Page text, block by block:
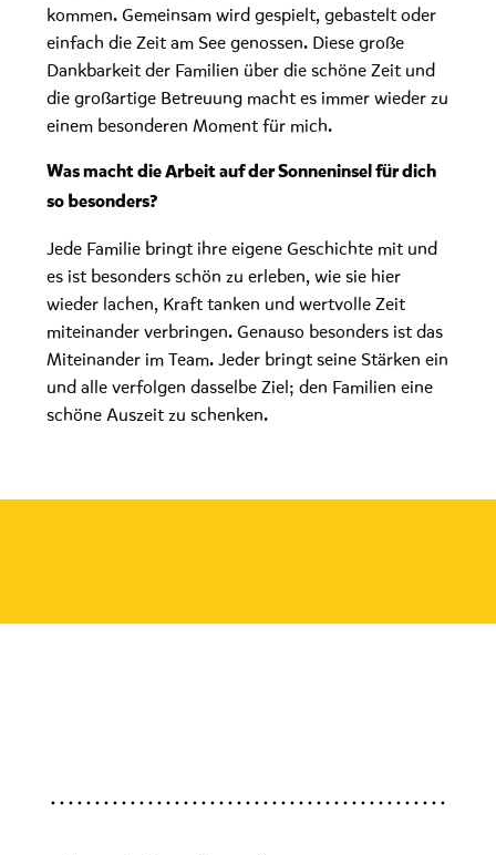
kommen. Gemeinsam wird gespielt, gebastelt oder
einfach die Zeit am See genossen. Diese große
Dankbarkeit der Familien über die schöne Zeit und
die großartige Betreuung macht es immer wieder zu
einem besonderen Moment für mich.
Was macht die Arbeit auf der Sonneninsel für dich
so besonders?
Jede Familie bringt ihre eigene Geschichte mit und
es ist besonders schön zu erleben, wie sie hier
wieder lachen, Kraft tanken und wertvolle Zeit
miteinander verbringen. Genauso besonders ist das
Miteinander im Team. Jeder bringt seine Stärken ein
und alle verfolgen dasselbe Ziel; den Familien eine
schöne Auszeit zu schenken.